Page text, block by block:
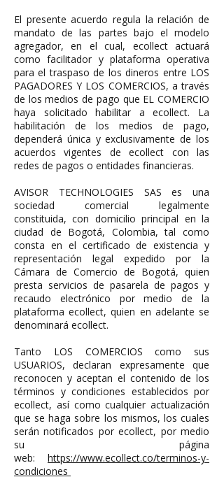
El presente acuerdo regula la relación de
mandato de las partes bajo el modelo
agregador, en el cual, ecollect actuará
como facilitador y plataforma operativa
para el traspaso de los dineros entre LOS
PAGADORES Y LOS COMERCIOS, a través
de los medios de pago que EL COMERCIO
haya solicitado habilitar a ecollect. La
habilitación de los medios de pago,
dependerá única y exclusivamente de los
acuerdos vigentes de ecollect con las
redes de pagos o entidades financieras.
AVISOR TECHNOLOGIES SAS es una
sociedad comercial legalmente
constituida, con domicilio principal en la
ciudad de Bogotá, Colombia, tal como
consta en el certificado de existencia y
representación legal expedido por la
Cámara de Comercio de Bogotá, quien
presta servicios de pasarela de pagos y
recaudo electrónico por medio de la
plataforma ecollect, quien en adelante se
denominará ecollect.
Tanto LOS COMERCIOS como sus
USUARIOS, declaran expresamente que
reconocen y aceptan el contenido de los
términos y condiciones establecidos por
ecollect, así como cualquier actualización
que se haga sobre los mismos, los cuales
serán notificados por ecollect, por medio
su página
web: https://www.ecollect.co/terminos-y-
condiciones